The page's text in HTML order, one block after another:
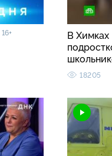
16+
В Химках
18205